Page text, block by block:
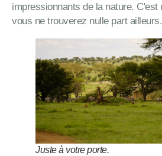
impressionnants de la nature. C'est
vous ne trouverez nulle part ailleurs.
Juste à votre porte.